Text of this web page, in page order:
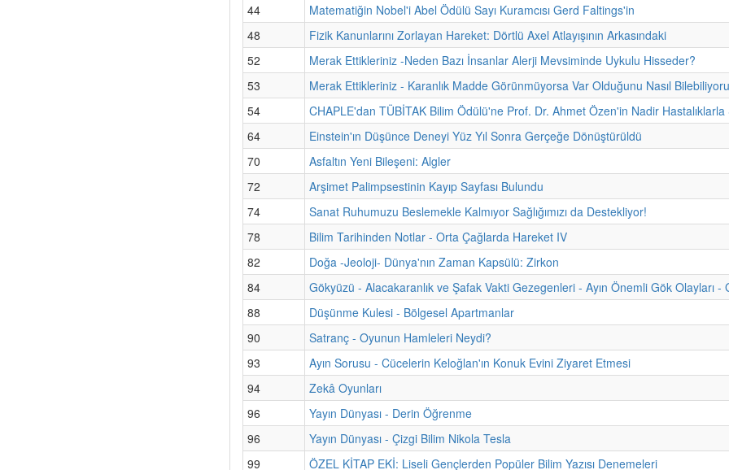
44
Matematiğin Nobel'i Abel Ödülü Sayı Kuramcısı Gerd Faltings'in
48
Fizik Kanunlarını Zorlayan Hareket: Dörtlü Axel Atlayışının Arkasındaki
52
Merak Ettikleriniz -Neden Bazı İnsanlar Alerji Mevsiminde Uykulu Hisseder?
53
Merak Ettikleriniz - Karanlık Madde Görünmüyorsa Var Olduğunu Nasıl
54
CHAPLE'dan TÜBİTAK Bilim Ödülü'ne Prof. Dr. Ahmet Özen'in Nadir
64
Einstein'ın Düşünce Deneyi Yüz Yıl Sonra Gerçeğe Dönüştürüldü
70
Asfaltın Yeni Bileşeni: Algler
72
Arşimet Palimpsestinin Kayıp Sayfası Bulundu
74
Sanat Ruhumuzu Beslemekle Kalmıyor Sağlığımızı da Destekliyor!
78
Bilim Tarihinden Notlar - Orta Çağlarda Hareket IV
82
Doğa -Jeoloji- Dünya'nın Zaman Kapsülü: Zirkon
84
Gökyüzü - Alacakaranlık ve Şafak Vakti Gezegenleri - Ayın Önemli Gök Olayları -
88
Düşünme Kulesi - Bölgesel Apartmanlar
90
Satranç - Oyunun Hamleleri Neydi?
93
Ayın Sorusu - Cücelerin Keloğlan'ın Konuk Evini Ziyaret Etmesi
94
Zekâ Oyunları
96
Yayın Dünyası - Derin Öğrenme
96
Yayın Dünyası - Çizgi Bilim Nikola Tesla
99
ÖZEL KİTAP EKİ: Liseli Gençlerden Popüler Bilim Yazısı Denemeleri